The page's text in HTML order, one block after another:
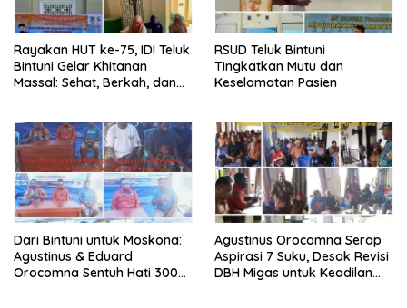
Rayakan HUT ke-75, IDI Teluk
Bintuni Gelar Khitanan
Massal: Sehat, Berkah, dan
RSUD Teluk Bintuni
Tingkatkan Mutu dan
Keselamatan Pasien
Dari Bintuni untuk Moskona:
Agustinus & Eduard
Orocomna Sentuh Hati 300
Agustinus Orocomna Serap
Aspirasi 7 Suku, Desak Revisi
DBH Migas untuk Keadilan